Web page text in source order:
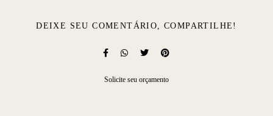
DEIXE SEU COMENTÁRIO, COMPARTILHE!
Solicite seu orçamento